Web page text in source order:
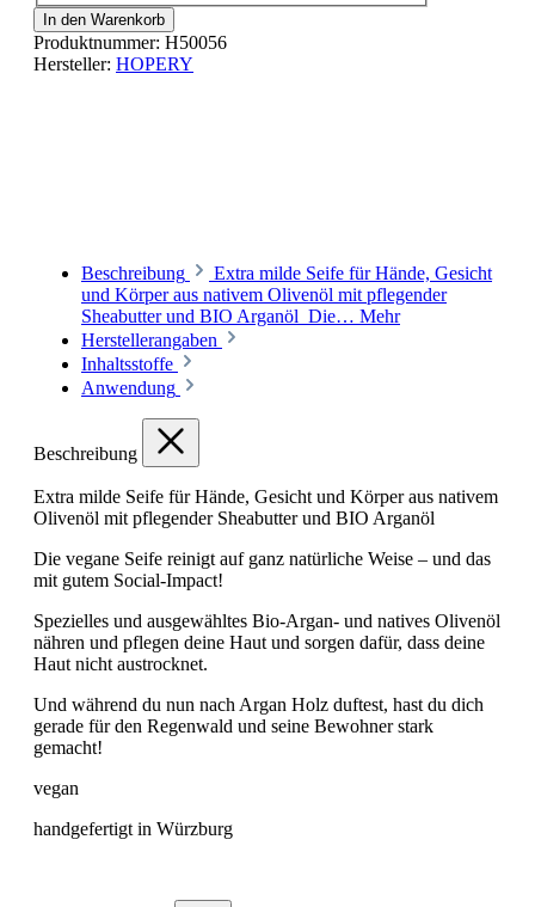
In den Warenkorb
Produktnummer: H50056
Hersteller: HOPERY
Beschreibung
Extra milde Seife für Hände, Gesicht
und Körper aus nativem Olivenöl mit pflegender
Sheabutter und BIO Arganöl Die… Mehr
Herstellerangaben
Inhaltsstoffe
Anwendung
Beschreibung
Extra milde Seife für Hände, Gesicht und Körper aus nativem
Olivenöl mit pflegender Sheabutter und BIO Arganöl
Die vegane Seife reinigt auf ganz natürliche Weise – und das
mit gutem Social-Impact!
Spezielles und ausgewähltes Bio-Argan- und natives Olivenöl
nähren und pflegen deine Haut und sorgen dafür, dass deine
Haut nicht austrocknet.
Und während du nun nach Argan Holz duftest, hast du dich
gerade für den Regenwald und seine Bewohner stark
gemacht!
vegan
handgefertigt in Würzburg